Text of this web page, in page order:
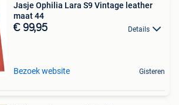
Jasje Ophilia Lara S9 Vintage leather
maat 44
€ 99,95 Details
Bezoek website Gisteren